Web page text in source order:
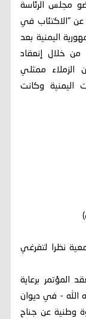
مجلس الرئاسة
عن "الاكتئاب في
اليمنية بعد
من خلال إنعقاد
ضم 17 ممثلا من الزملاء ممثلي
اليمنية وكانت
نظرا لتفرغي
المؤتمر برعاية
الله - في ديوان
وطنية عن جناح